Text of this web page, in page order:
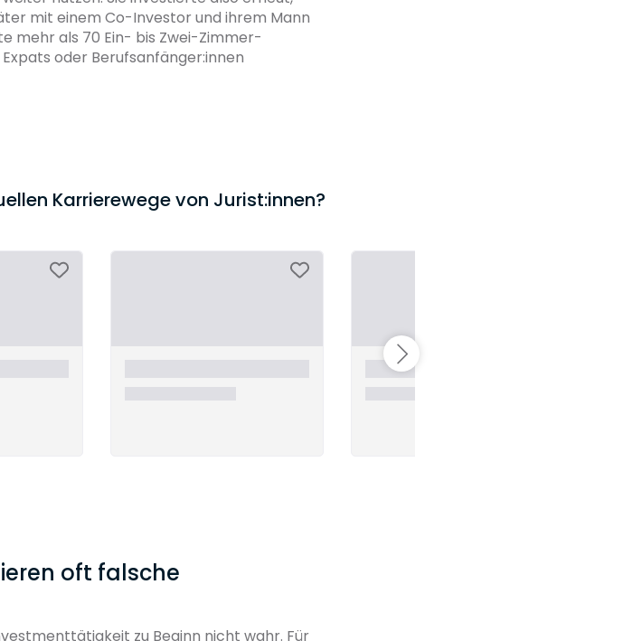
mit einem Co-Investor und ihrem Mann
mehr als 70 Ein- bis Zwei-Zimmer-
oder Berufsanfänger:innen
Karrierewege von Jurist:innen?
oft falsche
zu Beginn nicht wahr. Für